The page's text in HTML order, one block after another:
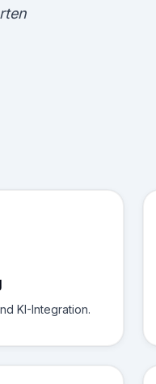
KI-Integration.